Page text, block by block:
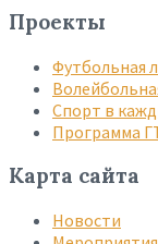
Проекты
Футбольная
Спорт в
Программа
Карта сайта
Новости